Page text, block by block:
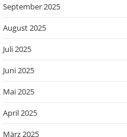
September 2025
August 2025
Juli 2025
Juni 2025
Mai 2025
April 2025
März 2025